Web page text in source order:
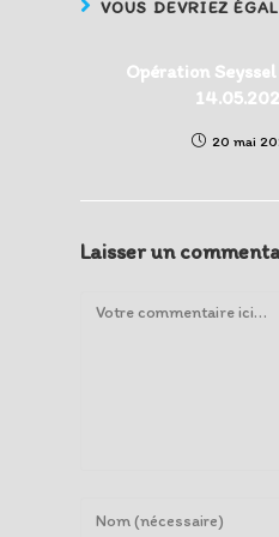
VOUS DEVRIEZ
Opération
20 mai
Laisser un
Comment